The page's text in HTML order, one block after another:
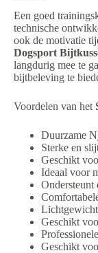
Een goed
technische
ook de motivatie
Dogsport
langdurig mee te
bijtbeleving te
Voordelen van het
Duurzame
Sterke en
Geschikt
Ideaal voor
Ondersteunt
Geschikt
Geschikt